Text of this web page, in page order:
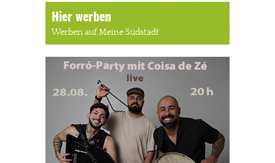
Hier werben
Werben auf Meine Südstadt